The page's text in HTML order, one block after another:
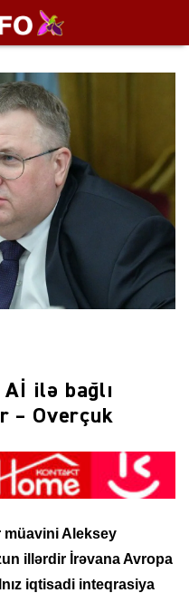
Aİ ilə bağlı
– Overçuk
müavini Aleksey
illərdir İrəvana Avropa
iqtisadi inteqrasiya